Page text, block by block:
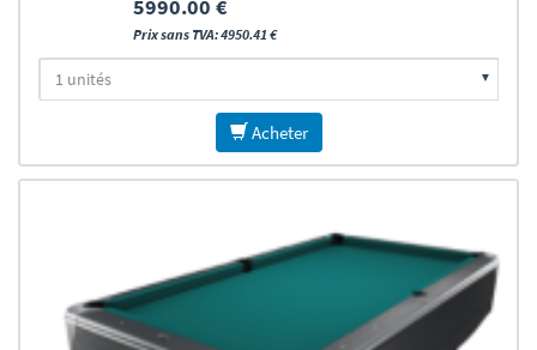
nécessaires
5990.00 €
Prix sans TVA: 4950.41 €
Acheter